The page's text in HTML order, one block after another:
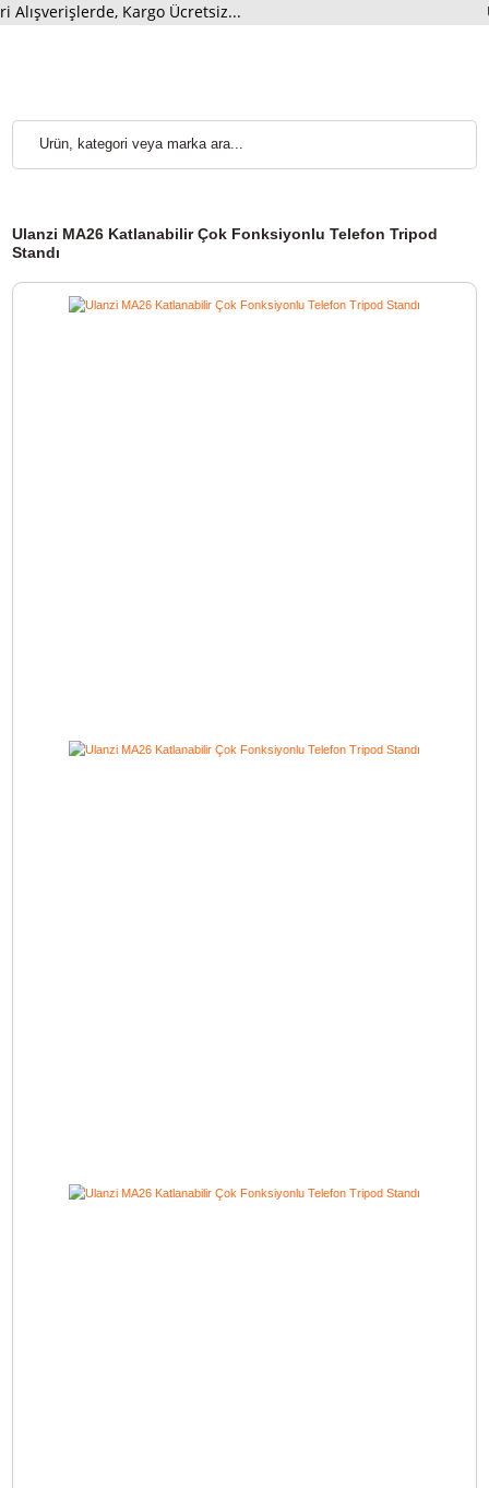
Ulanzi MA26 Katlanabilir Çok Fonksiyonlu Telefon Tripod
Standı
Kargo Ücretsiz...